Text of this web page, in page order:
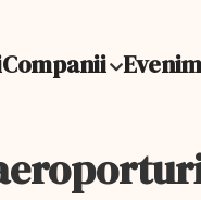
Companii